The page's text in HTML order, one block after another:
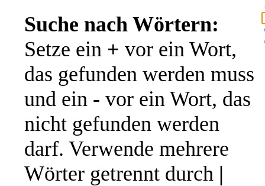
Suche nach Wörtern:
Setze ein + vor ein Wort,
das gefunden werden muss
und ein - vor ein Wort, das
nicht gefunden werden
darf. Verwende mehrere
Wörter getrennt durch |